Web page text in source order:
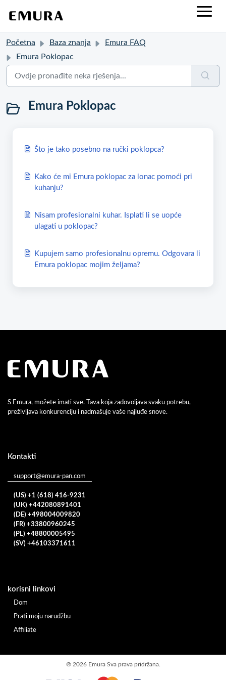
Početna Baza znanja
Emura FAQ
Emura Poklopac
Emura Poklopac
Što je tako posebno na ručki poklopca?
Kako će mi Emura poklopac za lonac pomoći pri
kuhanju?
Nisam profesionalni kuhar. Isplati li se uopće
ulagati u poklopac?
Kupujem samo profesionalnu opremu. Odgovara li
Emura poklopac mojim željama?
S Emura, možete imati sve. Tava koja zadovoljava svaku potrebu,
preživljava konkurenciju i nadmašuje vaše najluđe snove.
Kontakti
support@emura-pan.com
(US) +1 (618) 416-9231
(UK) +442080891401
(DE) +498004009820
(FR) +33800960245
(PL) +48800005495
(SV) +46103371611
korisni linkovi
Dom
Prati moju narudžbu
Affiliate
® 2026 Emura Sva prava pridržana.